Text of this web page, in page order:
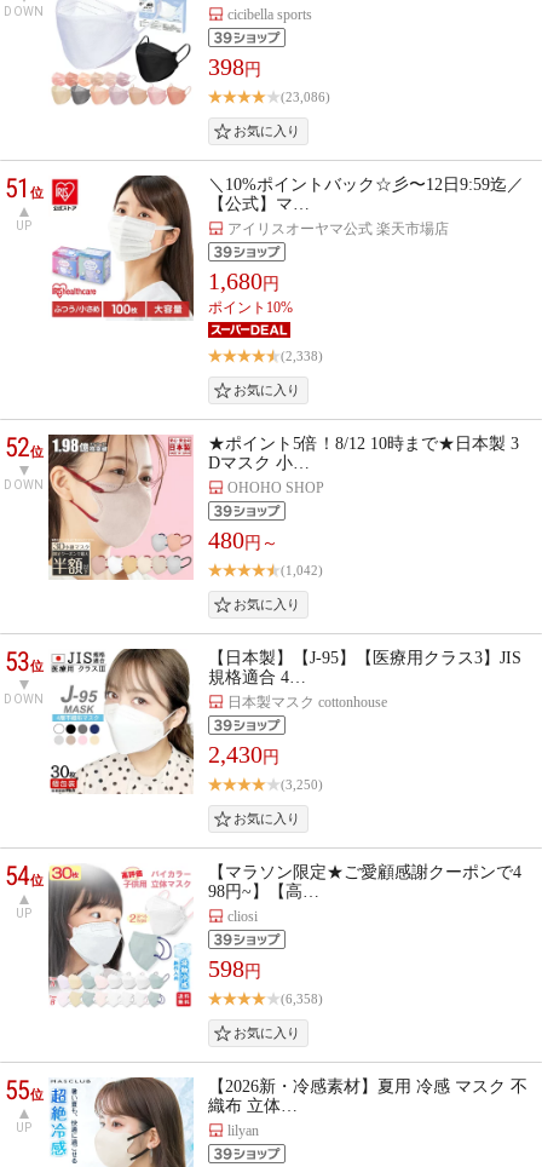
DOWN cicibella sports
398円
(23,086)
51位
UP
＼10%ポイントバック☆彡〜12日9:59迄／
【公式】マ…
アイリスオーヤマ公式 楽天市場店
1,680円
ポイント10%
(2,338)
52位
DOWN
★ポイント5倍！8/12 10時まで★日本製 3
Dマスク 小…
OHOHO SHOP
480円～
(1,042)
53位
DOWN
【日本製】【J-95】【医療用クラス3】JIS
規格適合 4…
日本製マスク cottonhouse
2,430円
(3,250)
54位
UP
【マラソン限定★ご愛顧感謝クーポンで4
98円~】【高…
cliosi
598円
(6,358)
55位
UP
【2026新・冷感素材】夏用 冷感 マスク 不
織布 立体…
lilyan